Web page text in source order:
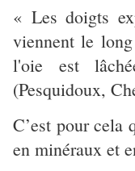
« Les doigts
viennent le
l'oie est
(Pesquidoux,
C’est pour cela
en minéraux et